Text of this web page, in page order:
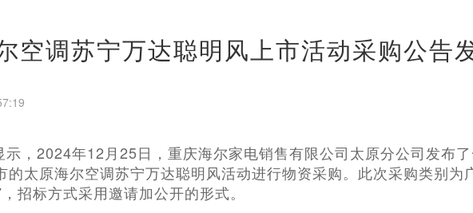
空调苏宁万达聪明风上市活动采购公告
示，2024年12月25日，重庆海尔家电销售有限公司太原分公司发布
的太原海尔空调苏宁万达聪明风活动进行物资采购。此次采购类别为
招标方式采用邀请加公开的形式。